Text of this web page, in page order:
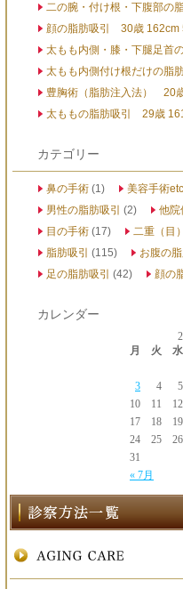
二の腕・付け根・下腹部
顔の脂肪吸引 30歳 162cm
太もも内側・膝・下腿足
太もも内側付け根だけの
豊胸術（脂肪注入法） 20
太ももの脂肪吸引 29歳
カテゴリー
鼻の手術 (1) 美容手術etc
男性の脂肪吸引
(2) 他院
目の手術 (17) 二重（目
脂肪吸引
(115) お腹の脂
足の脂肪吸引
(42) 顔の
カレンダー
月
火 水
« 7月
3
4 5
10
11 12
17
18 19
24
25 26
31